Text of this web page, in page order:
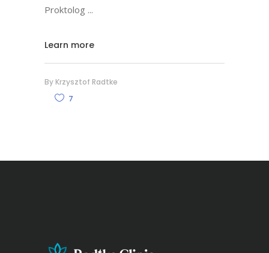
Proktolog
Learn more
By Krzysztof Radtke
7